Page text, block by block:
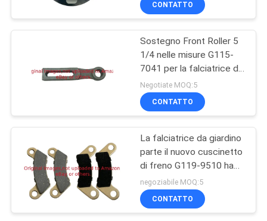
Toro
CONTATTO
Sostegno Front Roller 5
1/4 nelle misure G115-
7041 per la falciatrice da
giardino di Toro
Negotiate MOQ:5
CONTATTO
La falciatrice da giardino
parte il nuovo cuscinetto
di freno G119-9510 ha
messo di 4 misure Toro
negoziabile MOQ:5
CONTATTO